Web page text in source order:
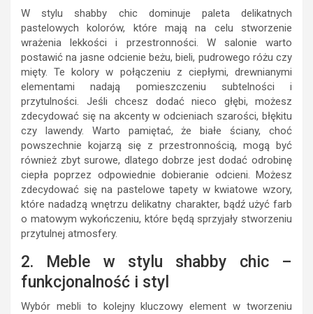
W stylu shabby chic dominuje paleta delikatnych
pastelowych kolorów, które mają na celu stworzenie
wrażenia lekkości i przestronności. W salonie warto
postawić na jasne odcienie beżu, bieli, pudrowego różu czy
mięty. Te kolory w połączeniu z ciepłymi, drewnianymi
elementami nadają pomieszczeniu subtelności i
przytulności. Jeśli chcesz dodać nieco głębi, możesz
zdecydować się na akcenty w odcieniach szarości, błękitu
czy lawendy. Warto pamiętać, że białe ściany, choć
powszechnie kojarzą się z przestronnością, mogą być
również zbyt surowe, dlatego dobrze jest dodać odrobinę
ciepła poprzez odpowiednie dobieranie odcieni. Możesz
zdecydować się na pastelowe tapety w kwiatowe wzory,
które nadadzą wnętrzu delikatny charakter, bądź użyć farb
o matowym wykończeniu, które będą sprzyjały stworzeniu
przytulnej atmosfery.
2. Meble w stylu shabby chic –
funkcjonalność i styl
Wybór mebli to kolejny kluczowy element w tworzeniu